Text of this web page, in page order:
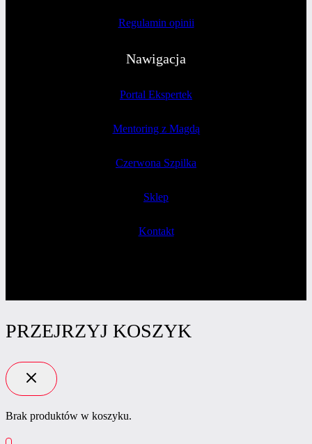
Regulamin opinii
Nawigacja
Portal Ekspertek
Mentoring z Magdą
Czerwona Szpilka
Sklep
Kontakt
PRZEJRZYJ KOSZYK
Brak produktów w koszyku.